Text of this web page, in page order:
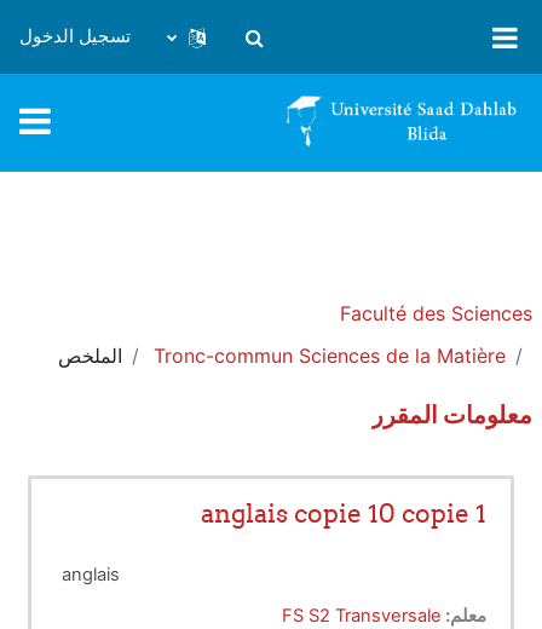
تبديل إدخال البحث
تسجيل الدخول
Faculté des Sciences
Tronc-commun Sciences de la Matière
الملخص
معلومات المقرر
anglais copie 10 copie 1
anglais
معلم: FS S2 Transversale